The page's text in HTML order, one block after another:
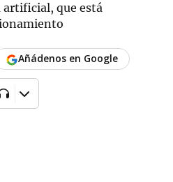
que está
Añádenos en Google